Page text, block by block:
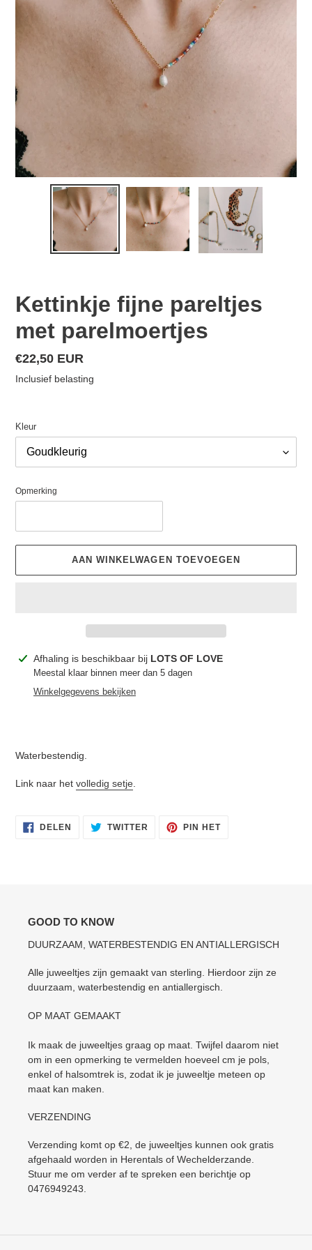
Kettinkje fijne pareltjes
met parelmoertjes
Normale
prijs
€22,50 EUR
Inclusief belasting
Kleur
Opmerking
AAN WINKELWAGEN TOEVOEGEN
Product
toegevoegen
Afhaling is beschikbaar bij LOTS OF LOVE
Meestal klaar binnen meer dan 5 dagen
Winkelgegevens bekijken
Waterbestendig.
Link naar het volledig setje.
DELEN
DELEN TWITTER TWITTERENPIN HETPINNEN
GOOD TO KNOW
DUURZAAM, WATERBESTENDIG EN ANTIALLERGISCH
Alle juweeltjes zijn gemaakt van sterling. Hierdoor zijn ze
duurzaam, waterbestendig en antiallergisch.
OP MAAT GEMAAKT
Ik maak de juweeltjes graag op maat. Twijfel daarom niet
om in een opmerking te vermelden hoeveel cm je pols,
enkel of halsomtrek is, zodat ik je juweeltje meteen op
maat kan maken.
VERZENDING
Verzending komt op €2, de juweeltjes kunnen ook gratis
afgehaald worden in Herentals of Wechelderzande.
Stuur me om verder af te spreken een berichtje op
0476949243.